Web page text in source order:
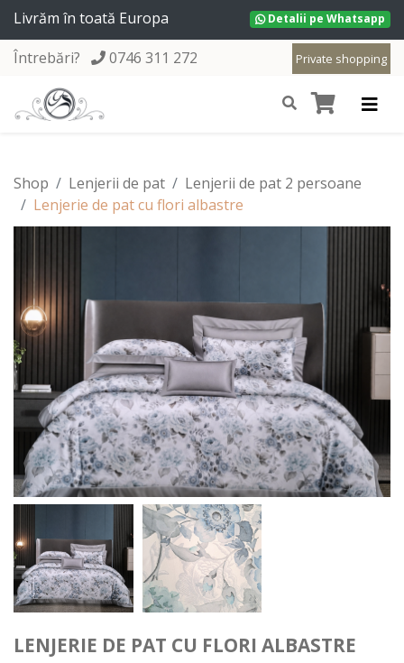
Livrăm în toată Europa Detalii pe Whatsapp
Private shopping
Întrebări? 0746 311 272
Shop Lenjerii de pat
Lenjerii de pat 2 persoane
Lenjerie de pat cu flori albastre
LENJERIE DE PAT CU FLORI ALBASTRE